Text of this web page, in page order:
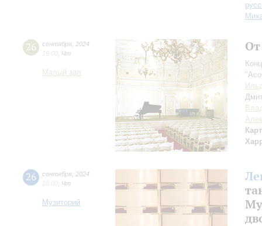
26 сентября 2024
19:00 Чт
Малый зал
26 сентября 2024
18:00 Чт
Музиторий